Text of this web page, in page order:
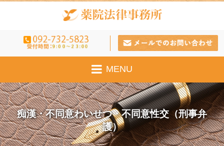
MENU
痴漢・不同意わいせつ・不同意性交（刑事弁
護）